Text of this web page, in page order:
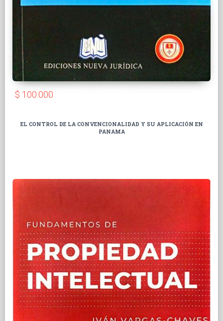
$ 100.000
EL CONTROL DE LA CONVENCIONALIDAD Y SU APLICACIÓN EN
PANAMA